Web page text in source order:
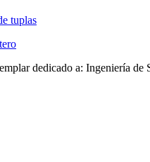
tuplas
dedicado a: Ingeniería de